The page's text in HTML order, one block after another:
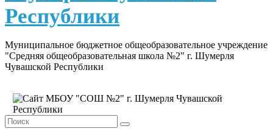
Республики
Муниципальное бюджетное общеобразовательное учреждение
"Средняя общеобразовательная школа №2" г. Шумерля
Чувашской Республики